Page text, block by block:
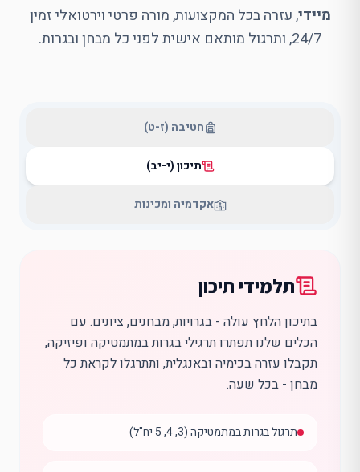
מיידי, עזרה בכל המקצועות, מורה פרטי וירטואלי זמין
24/7, ותרגול מותאם אישית לפני כל מבחן ובגרות.
חטיבה (ז-ט)
תיכון (י-יב)
אקדמיה ומכינות
תלמידי תיכון
בתיכון הלחץ עולה - בגרויות, מבחנים, ציונים. עם
הכלים שלנו תפתרו תרגילי בגרות במתמטיקה ופיזיקה,
תקבלו עזרה בכימיה ובאנגלית, ותתרגלו לקראת כל
מבחן - בכל שעה.
תרגול בגרות במתמטיקה (3, 4, 5 יח"ל)